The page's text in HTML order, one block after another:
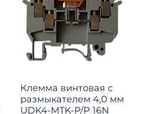
Клемма винтовая с
размыкателем 4,0 мм
UDK4-MTK-P/P 16N